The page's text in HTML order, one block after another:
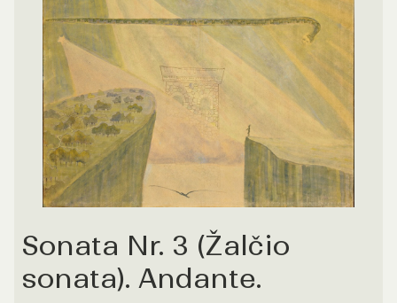
Sonata Nr. 3 (Žalčio
sonata). Andante.